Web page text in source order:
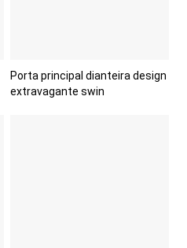
Porta principal dianteira design
extravagante swin